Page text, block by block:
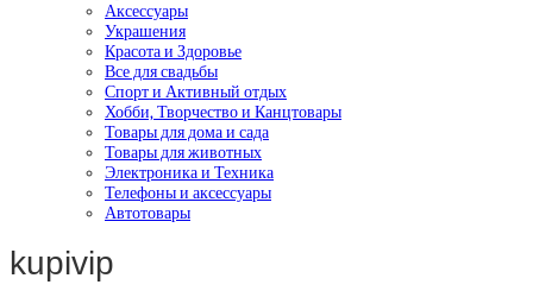
Аксессуары
Украшения
Красота и Здоровье
Все для свадьбы
Спорт и Активный отдых
Хобби, Творчество и Канцтовары
Товары для дома и сада
Товары для животных
Электроника и Техника
Телефоны и аксессуары
Автотовары
kupivip